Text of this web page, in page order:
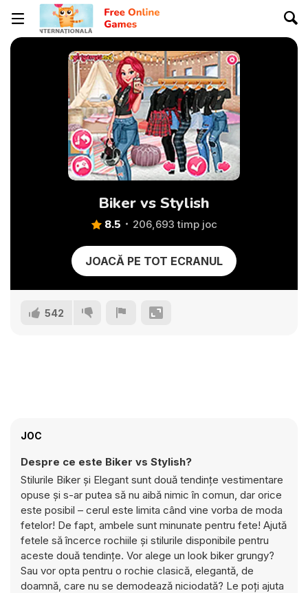
Biker vs Stylish
8.5 206,693 timp joc
JOACĂ PE TOT ECRANUL
542
JOC
Despre ce este Biker vs Stylish?
Stilurile Biker și Elegant sunt două tendințe vestimentare
opuse și s-ar putea să nu aibă nimic în comun, dar orice
este posibil – cerul este limita când vine vorba de moda
fetelor! De fapt, ambele sunt minunate pentru fete! Ajută
fetele să încerce rochiile și stilurile disponibile pentru
aceste două tendințe. Vor alege un look biker grungy?
Sau vor opta pentru o rochie clasică, elegantă, de
doamnă, care nu se demodează niciodată? Le poți ajuta